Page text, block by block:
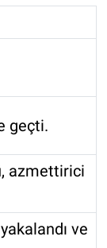
geçti.
azmettirici
ve